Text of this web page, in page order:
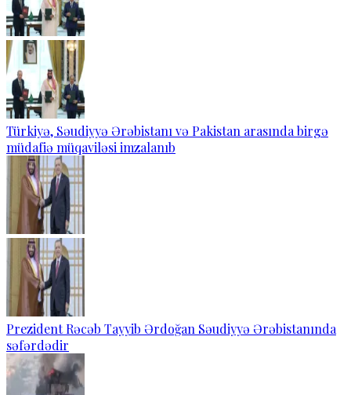
Türkiyə, Səudiyyə Ərəbistanı və Pakistan arasında birgə
müdafiə müqaviləsi imzalanıb
Prezident Rəcəb Tayyib Ərdoğan Səudiyyə Ərəbistanında
səfərdədir